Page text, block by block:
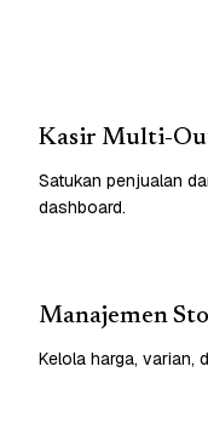
Kasir Multi-
Satukan penjualan
dashboard.
Manajemen
Kelola harga, varian,